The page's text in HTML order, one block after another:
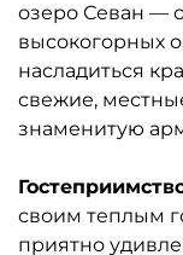
озеро Севан —
высокогорных
насладиться
свежие,
знаменитую
своим теплым
приятно